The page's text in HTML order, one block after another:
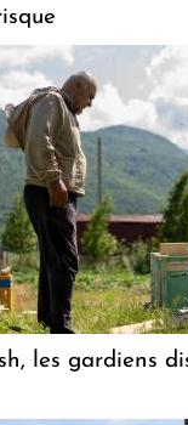
les gardiens